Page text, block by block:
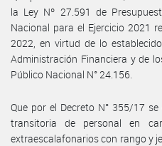
la Ley Nº 27.591 de
Nacional para el Ejercicio 2021
2022, en virtud de lo
Administración Financiera y de
Público Nacional N° 24.156.
Que por el Decreto N° 355/17
transitoria de personal en
extraescalafonarios con rango y